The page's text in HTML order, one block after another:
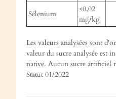
Sélenium
<0,02
mg/kg
Les valeurs analysées sont
valeur du sucre analysée est
native. Aucun sucre artificiel
Statut 01/2022